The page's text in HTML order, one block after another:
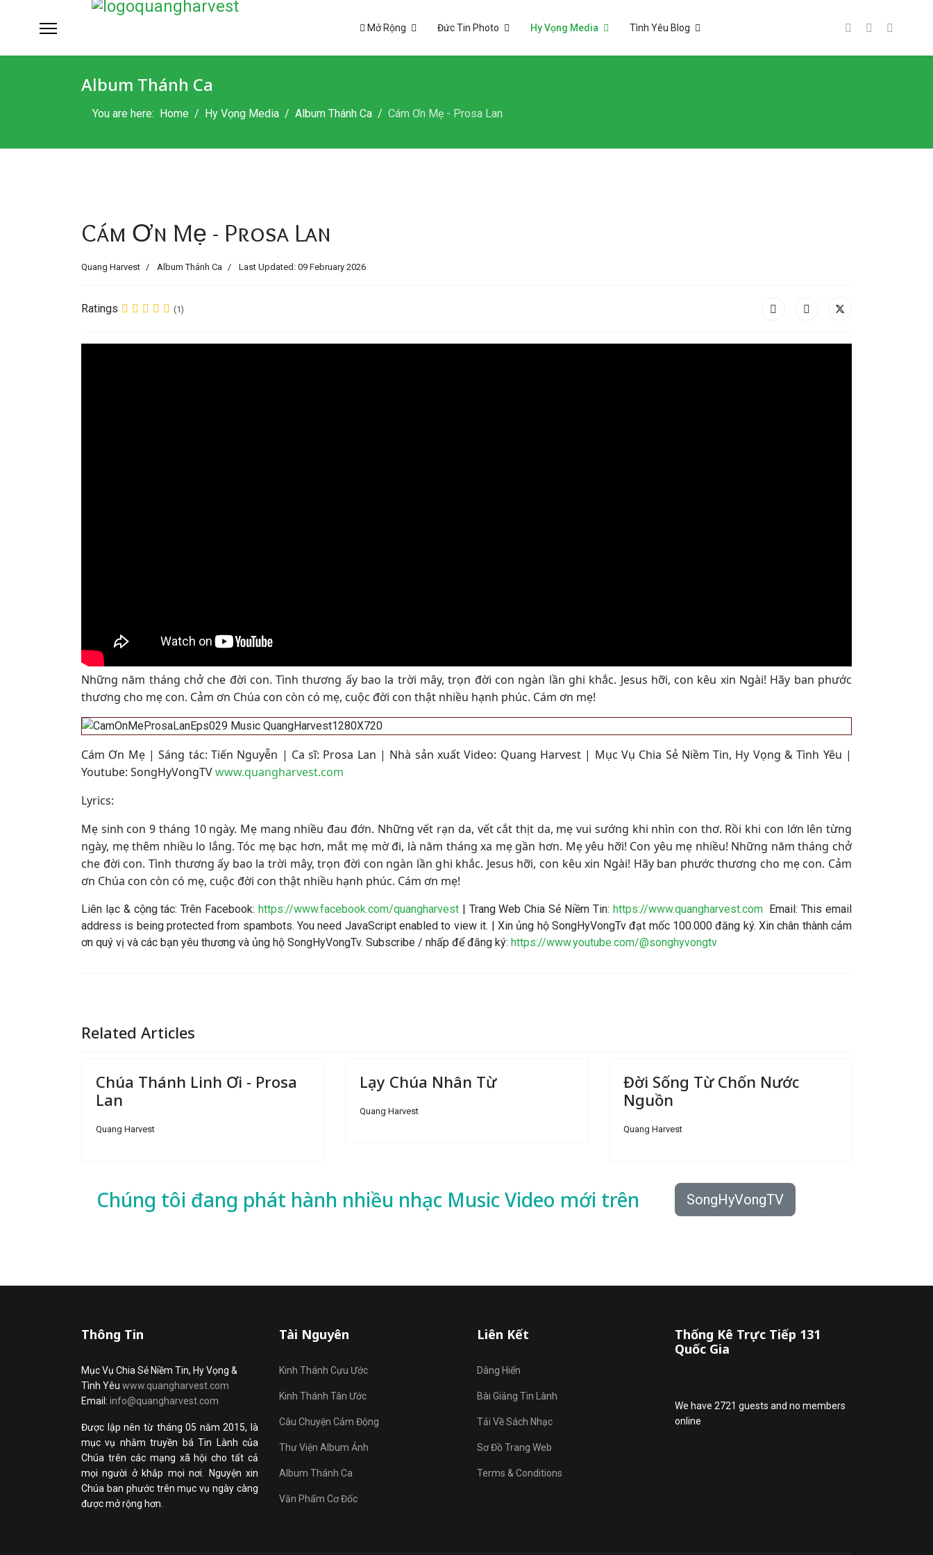
Mở Rộng Đức Tin Photo Hy Vọng Media Tình Yêu Blog
Album Thánh Ca
You are here: Home Hy Vọng Media Album Thánh Ca Cám Ơn Mẹ - Prosa Lan
Cám Ơn Mẹ - Prosa Lan
Quang Harvest Album Thánh Ca Last Updated: 09 February 2026
Ratings (1)
Những năm tháng chở che đời con. Tình thương ấy bao la trời mây, trọn đời con ngàn lần ghi khắc. Jesus hỡi, con kêu xin Ngài! Hãy ban phước
thương cho mẹ con. Cảm ơn Chúa con còn có mẹ, cuộc đời con thật nhiều hạnh phúc. Cám ơn mẹ!
Cám Ơn Mẹ | Sáng tác: Tiến Nguyễn | Ca sĩ: Prosa Lan | Nhà sản xuất Video: Quang Harvest | Mục Vụ Chia Sẻ Niềm Tin, Hy Vọng & Tình Yêu |
Youtube: SongHyVongTVwww.quangharvest.com
Lyrics:
Mẹ sinh con 9 tháng 10 ngày. Mẹ mang nhiều đau đớn. Những vết rạn da, vết cắt thịt da, mẹ vui sướng khi nhìn con thơ. Rồi khi con lớn lên từng
ngày, mẹ thêm nhiều lo lắng. Tóc mẹ bạc hơn, mắt mẹ mờ đi, là năm tháng xa mẹ gần hơn. Mẹ yêu hỡi! Con yêu mẹ nhiều! Những năm tháng chở
che đời con. Tình thương ấy bao la trời mây, trọn đời con ngàn lần ghi khắc. Jesus hỡi, con kêu xin Ngài! Hãy ban phước thương cho mẹ con. Cảm
ơn Chúa con còn có mẹ, cuộc đời con thật nhiều hạnh phúc. Cám ơn mẹ!
Liên lạc & cộng tác: Trên Facebook: https://www.facebook.com/quangharvest| Trang Web Chia Sẻ Niềm Tin: https://www.quangharvest.comEmail:This email
address is being protected from spambots. You need JavaScript enabled to view it. | Xin ủng hộ SongHyVongTv đạt mốc 100.000 đăng ký. Xin chân thành cảm
ơn quý vị và các bạn yêu thương và ủng hộ SongHyVongTv. Subscribe / nhấp để đăng ký: https://www.youtube.com/@songhyvongtv
Related Articles
Chúa Thánh Linh Ơi - Prosa
Lan
Quang Harvest
Lạy Chúa Nhân Từ
Quang Harvest
Đời Sống Từ Chốn Nước
Nguồn
Quang Harvest
Chúng tôi đang phát hành nhiều nhạc Music Video mới trên SongHyVongTV
Thông Tin
Mục Vụ Chia Sẻ Niềm Tin, Hy Vọng &
Tình Yêu www.quangharvest.com
Email: info@quangharvest.com
Được lập nên từ tháng 05 năm 2015, là
mục vụ nhằm truyền bá Tin Lành của
Chúa trên các mạng xã hội cho tất cả
mọi người ở khắp mọi nơi. Nguyện xin
Chúa ban phước trên mục vụ ngày càng
được mở rộng hơn.
Tài Nguyên
Kinh Thánh Cựu Ước
Kinh Thánh Tân Ước
Câu Chuyện Cảm Động
Thư Viện Album Ảnh
Album Thánh Ca
Văn Phẩm Cơ Đốc
Liên Kết
Dâng Hiến
Bài Giảng Tin Lành
Tải Về Sách Nhạc
Sơ Đồ Trang Web
Terms & Conditions
Thống Kê Trực Tiếp 131
Quốc Gia
We have 2721 guests and no members
online